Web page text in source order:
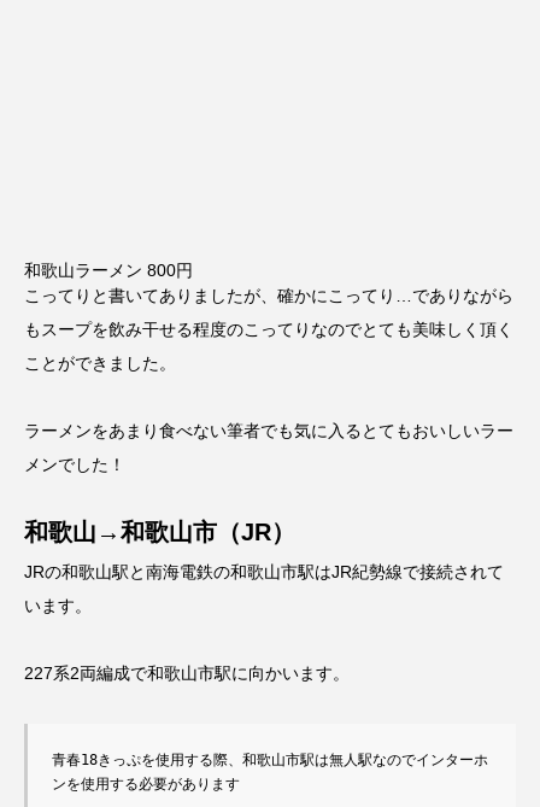
和歌山ラーメン 800円
こってりと書いてありましたが、確かにこってり…でありながら
もスープを飲み干せる程度のこってりなのでとても美味しく頂く
ことができました。
ラーメンをあまり食べない筆者でも気に入るとてもおいしいラー
メンでした！
和歌山→和歌山市（JR）
JRの和歌山駅と南海電鉄の和歌山市駅はJR紀勢線で接続されて
います。
227系2両編成で和歌山市駅に向かいます。
青春18きっぷを使用する際、和歌山市駅は無人駅なのでインターホ
ンを使用する必要があります